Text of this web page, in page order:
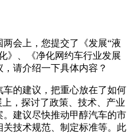
会上，您提交了《发展“液
》、《净化网约车行业发展
请介绍一下具体内容？
的建议，把重心放在了如何
，探讨了政策、技术、产业
建议尽快推动甲醇汽车的市
技术规范、制定标准等。此